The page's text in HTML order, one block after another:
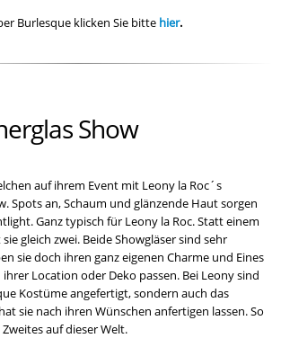
Burlesque klicken Sie bitte hier.
Show
auf ihrem Event mit Leony la Roc´s
Spots an, Schaum und glänzende Haut sorgen
Ganz typisch für Leony la Roc. Statt einem
gleich zwei. Beide Showgläser sind sehr
sie doch ihren ganz eigenen Charme und Eines
Location oder Deko passen. Bei Leony sind
Kostüme angefertigt, sondern auch das
sie nach ihren Wünschen anfertigen lassen. So
auf dieser Welt.